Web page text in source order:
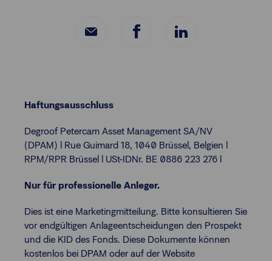
Haftungsausschluss
Degroof Petercam Asset Management SA/NV
(DPAM) l Rue Guimard 18, 1040 Brüssel, Belgien l
RPM/RPR Brüssel l USt-IDNr. BE 0886 223 276 l
Nur für professionelle Anleger.
Dies ist eine Marketingmitteilung. Bitte konsultieren Sie
vor endgültigen Anlageentscheidungen den Prospekt
und die KID des Fonds. Diese Dokumente können
kostenlos bei DPAM oder auf der Website